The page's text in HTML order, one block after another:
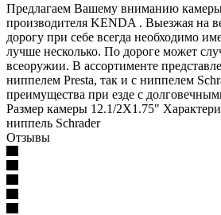
Предлагаем Вашему вниманию камеры
производителя KENDA . Выезжая на
дорогу при себе всегда необходимо
лучше несколько. По дороге может
всеоружии. В ассортименте
ниппелем Presta, так и с ниппелем
преимущества при езде с
Размер камеры 12.1/2X1.75"
ниппель Schrader
Отзывы